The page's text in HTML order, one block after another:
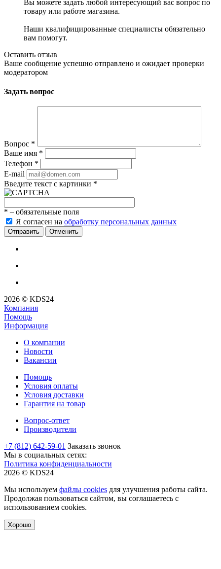
Вы можете задать любой интересующий вас вопрос по
товару или работе магазина.
Наши квалифицированные специалисты обязательно
вам помогут.
Оставить отзыв
Ваше сообщение успешно отправлено и ожидает проверки
модератором
Задать вопрос
Вопрос *
Ваше имя *
Телефон *
E-mail
Введите текст с картинки *
* – обязательные поля
Я согласен на обработку персональных данных
Отменить
2026 © KDS24
Компания
Помощь
Информация
О компании
Новости
Вакансии
Помощь
Условия оплаты
Условия доставки
Гарантия на товар
Вопрос-ответ
Производители
+7 (812) 642-59-01 Заказать звонок
Мы в социальных сетях:
Политика конфиденциальности
2026 © KDS24
Мы используем файлы cookies для улучшения работы сайта.
Продолжая пользоваться сайтом, вы соглашаетесь с
использованием cookies.
Хорошо